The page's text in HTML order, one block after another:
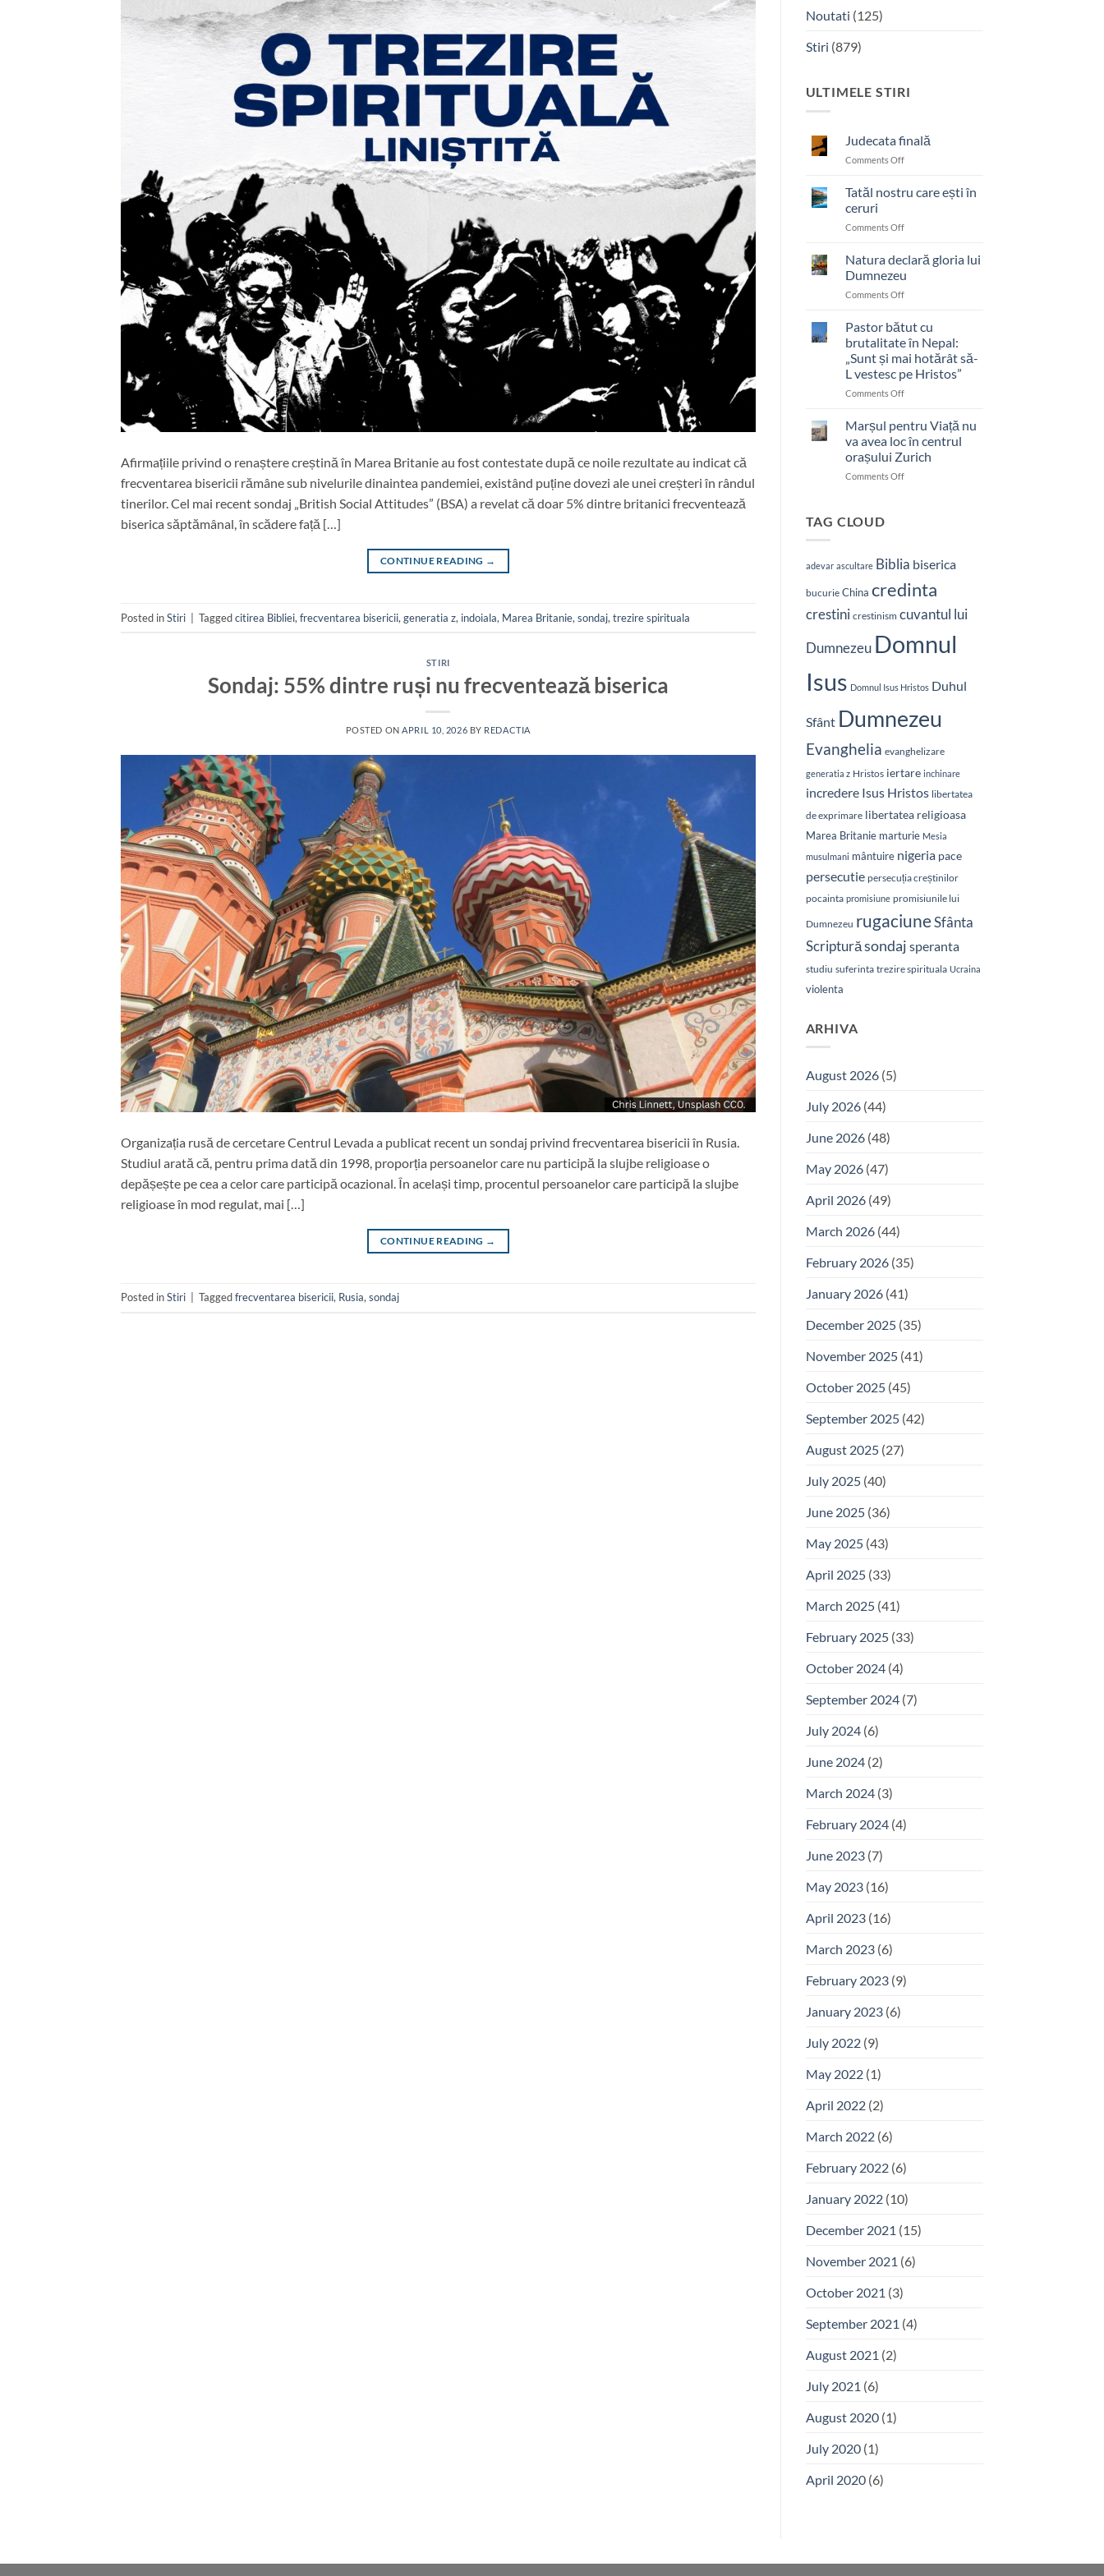
Afirmațiile privind o renaștere creștină în Marea Britanie au fost contestate după ce noile rezultate au indicat că
frecventarea bisericii rămâne sub nivelurile dinaintea pandemiei, existând puține dovezi ale unei creșteri în rândul
tinerilor. Cel mai recent sondaj „British Social Attitudes” (BSA) a revelat că doar 5% dintre britanici frecventează
biserica săptămânal, în scădere față […]
CONTINUE READING →
Posted inStiri Taggedcitirea Bibliei, frecventarea bisericii, generatia z, indoiala, Marea Britanie, sondaj, trezire spirituala
STIRI
Sondaj: 55% dintre ruși nu frecventează biserica
POSTED ONAPRIL 10, 2026 BY REDACTIA
Organizația rusă de cercetare Centrul Levada a publicat recent un sondaj privind frecventarea bisericii în Rusia.
Studiul arată că, pentru prima dată din 1998, proporția persoanelor care nu participă la slujbe religioase o
depășește pe cea a celor care participă ocazional. În același timp, procentul persoanelor care participă la slujbe
religioase în mod regulat, mai […]
CONTINUE READING →
Posted inStiri Taggedfrecventarea bisericii, Rusia,sondaj
Noutati (125)
Stiri (879)
ULTIMELE STIRI
Judecata finală
Comments Offon
Tatăl nostru care ești în
ceruri
Comments Offon
nostru
care
ești
în
Natura declară gloria lui
Dumnezeu
Comments Offon
declară
gloria
lui
Dumnezeu
Pastor bătut cu
brutalitate în Nepal:
„Sunt și mai hotărât să-
L vestesc pe Hristos”
Comments Offon
bătut
cu
brutalitate
în
Nepal:
L
pe
Marșul pentru Viață nu
va avea loc în centrul
orașului Zurich
Comments Offon
avea
loc
în
orașului
TAG CLOUD
adevar ascultare Biblia biserica
bucurie China credinta
crestini crestinism cuvantul lui
Dumnezeu Domnul
Isus Domnul Isus Hristos Duhul
Sfânt Dumnezeu
Evanghelia evanghelizare
generatia z Hristos iertare inchinare
incredere Isus Hristos libertatea
de exprimare libertatea religioasa
Marea Britanie marturie Mesia
musulmani mântuire nigeria pace
persecutie persecuția creștinilor
pocainta promisiune promisiunile lui
Dumnezeu rugaciuneSfânta
Scripturăsondaj speranta
studiu suferinta trezire spirituala Ucraina
violenta
ARHIVA
August 2026(5)
July 2026(44)
June 2026(48)
May 2026(47)
April 2026(49)
March 2026(44)
February 2026(35)
January 2026(41)
December 2025(35)
November 2025(41)
October 2025(45)
September 2025(42)
August 2025(27)
July 2025(40)
June 2025(36)
May 2025(43)
April 2025(33)
March 2025(41)
February 2025(33)
October 2024(4)
September 2024(7)
July 2024(6)
June 2024(2)
March 2024(3)
February 2024(4)
June 2023(7)
May 2023(16)
April 2023(16)
March 2023(6)
February 2023(9)
January 2023(6)
July 2022(9)
May 2022(1)
April 2022(2)
March 2022(6)
February 2022(6)
January 2022(10)
December 2021 (15)
November 2021 (6)
October 2021 (3)
September 2021 (4)
August 2021 (2)
July 2021 (6)
August 2020(1)
July 2020(1)
April 2020(6)